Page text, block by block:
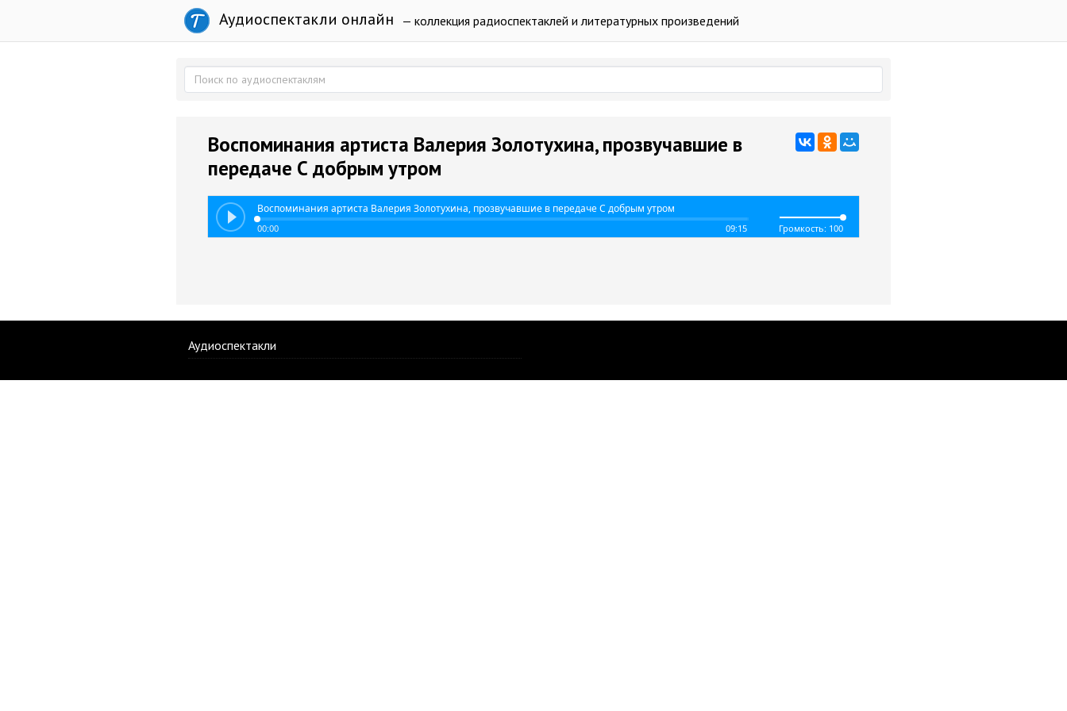
Аудиоспектакли онлайн — коллекция радиоспектаклей и литературных произведений
Воспоминания артиста Валерия Золотухина, прозвучавшие в
передаче С добрым утром
Воспоминания артиста Валерия Золотухина, прозвучавшие в передаче С добрым утром
00:00 09:15 Громкость: 100
Аудиоспектакли